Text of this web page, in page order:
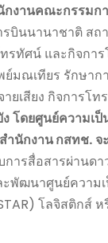
งานคณะกรรม
นนานาชาติ ส
รทัศน์ และกิจ
มณเทียร รักษ
ยเสียง กิจการ
โดยศูนย์ความเ
สำนักงาน กสทช. จ
ารสื่อสารผ่าน
พัฒนาศูนย์ควา
โลจิสติกส์